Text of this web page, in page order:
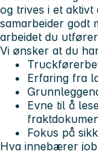
og trives i et
samarbeider godt
arbeidet du
Vi ønsker at du
Erfaring fra
Evne til å
Fokus på
Hva innebærer